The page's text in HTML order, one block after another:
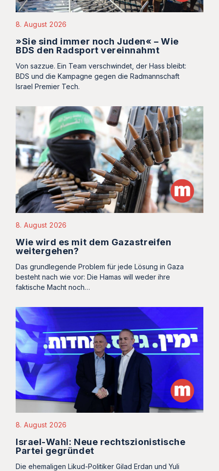
8. August 2026
»Sie sind immer noch Juden« – Wie
BDS den Radsport vereinnahmt
Von sazzue. Ein Team verschwindet, der Hass bleibt:
BDS und die Kampagne gegen die Radmannschaft
Israel Premier Tech.
8. August 2026
Wie wird es mit dem Gazastreifen
weitergehen?
Das grundlegende Problem für jede Lösung in Gaza
besteht nach wie vor: Die Hamas will weder ihre
faktische Macht noch…
8. August 2026
Israel-Wahl: Neue rechtszionistische
Partei gegründet
Die ehemaligen Likud-Politiker Gilad Erdan und Yuli